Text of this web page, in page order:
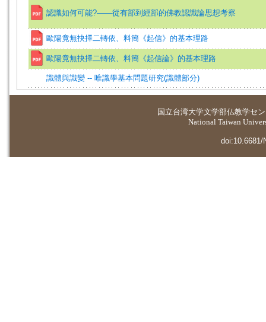
認識如何可能?——從有部到經部的佛教認識論思想考察
歐陽竟無抉擇二轉依、料簡《起信》的基本理路
歐陽竟無抉擇二轉依、料簡《起信論》的基本理路
識體與識變 -- 唯識學基本問題研究(識體部分)
国立台湾大学文学部仏教学セ
National Taiwan
doi:10.6681/